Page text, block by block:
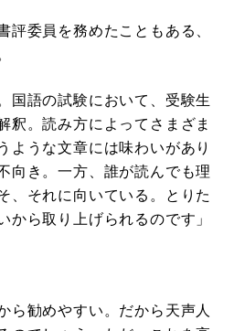
委員を務めたこともある、
国語の試験において、受験生
釈。読み方によってさまざま
ような文章には味わいがあり
向き。一方、誰が読んでも理
、それに向いている。とりた
から取り上げられるのです」
ら勧めやすい。だから天声人